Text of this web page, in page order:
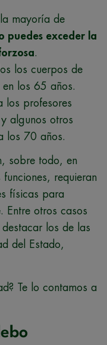
mayoría de
puedes exceder la
.
los cuerpos de
los 65 años.
los profesores
algunos otros
los 70 años.
sobre todo, en
requieran
físicas para
Entre otros casos
los de las
del Estado,
Te lo contamos a